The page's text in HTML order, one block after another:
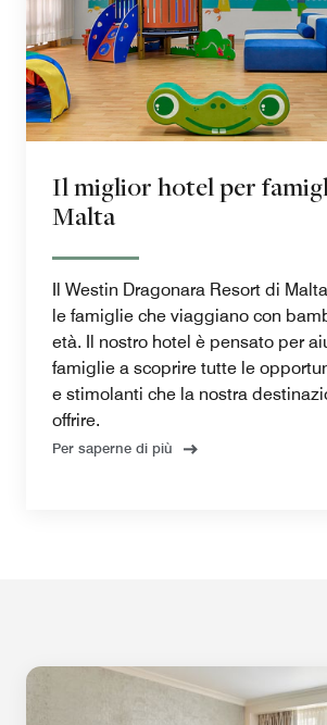
Il miglior hotel per
Malta
Il Westin Dragonara Resort di
le famiglie che viaggiano con
età. Il nostro hotel è pensato per
famiglie a scoprire tutte le
e stimolanti che la nostra
offrire.
Per saperne di più